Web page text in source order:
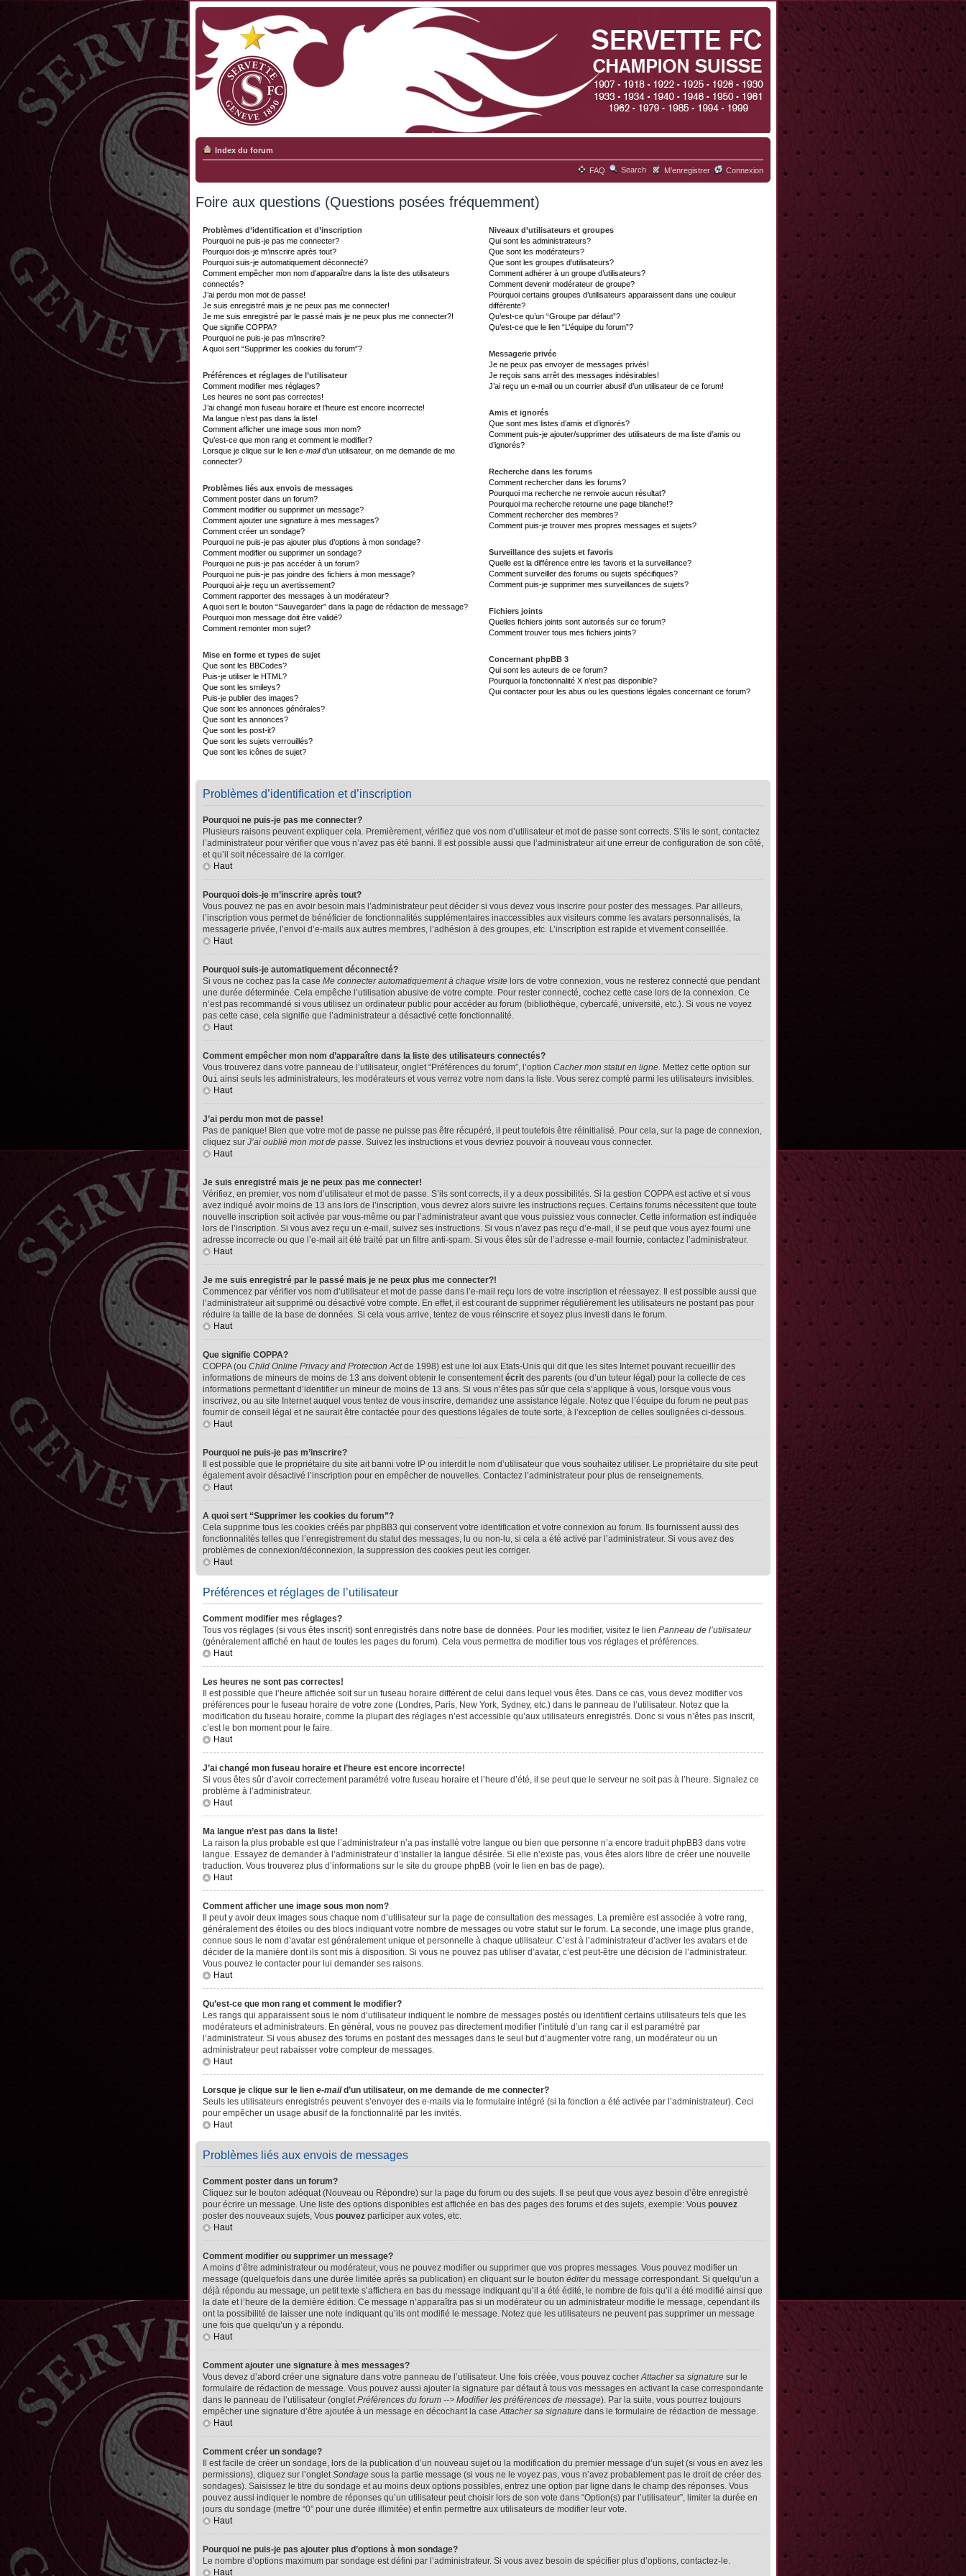
Index du forum
FAQ Search M’enregistrer Connexion
Foire aux questions (Questions posées fréquemment)
Problèmes d’identification et d’inscription
Pourquoi ne puis-je pas me connecter?
Pourquoi dois-je m’inscrire après tout?
Pourquoi suis-je automatiquement déconnecté?
Comment empêcher mon nom d’apparaître dans la liste des utilisateurs
connectés?
J’ai perdu mon mot de passe!
Je suis enregistré mais je ne peux pas me connecter!
Je me suis enregistré par le passé mais je ne peux plus me connecter?!
Que signifie COPPA?
Pourquoi ne puis-je pas m’inscrire?
A quoi sert “Supprimer les cookies du forum”?
Préférences et réglages de l’utilisateur
Comment modifier mes réglages?
Les heures ne sont pas correctes!
J’ai changé mon fuseau horaire et l’heure est encore incorrecte!
Ma langue n’est pas dans la liste!
Comment afficher une image sous mon nom?
Qu’est-ce que mon rang et comment le modifier?
Lorsque je clique sur le lien e-maild’un utilisateur, on me demande de me
connecter?
Problèmes liés aux envois de messages
Comment poster dans un forum?
Comment modifier ou supprimer un message?
Comment ajouter une signature à mes messages?
Comment créer un sondage?
Pourquoi ne puis-je pas ajouter plus d’options à mon sondage?
Comment modifier ou supprimer un sondage?
Pourquoi ne puis-je pas accéder à un forum?
Pourquoi ne puis-je pas joindre des fichiers à mon message?
Pourquoi ai-je reçu un avertissement?
Comment rapporter des messages à un modérateur?
A quoi sert le bouton “Sauvegarder” dans la page de rédaction de message?
Pourquoi mon message doit être validé?
Comment remonter mon sujet?
Mise en forme et types de sujet
Que sont les BBCodes?
Puis-je utiliser le HTML?
Que sont les smileys?
Puis-je publier des images?
Que sont les annonces générales?
Que sont les annonces?
Que sont les post-it?
Que sont les sujets verrouillés?
Que sont les icônes de sujet?
Niveaux d’utilisateurs et groupes
Qui sont les administrateurs?
Que sont les modérateurs?
Que sont les groupes d’utilisateurs?
Comment adhérer à un groupe d’utilisateurs?
Comment devenir modérateur de groupe?
Pourquoi certains groupes d’utilisateurs apparaissent dans une couleur
différente?
Qu’est-ce qu’un “Groupe par défaut”?
Qu’est-ce que le lien “L’équipe du forum”?
Messagerie privée
Je ne peux pas envoyer de messages privés!
Je reçois sans arrêt des messages indésirables!
J’ai reçu un e-mail ou un courrier abusif d’un utilisateur de ce forum!
Amis et ignorés
Que sont mes listes d’amis et d’ignorés?
Comment puis-je ajouter/supprimer des utilisateurs de ma liste d’amis ou
d’ignorés?
Recherche dans les forums
Comment rechercher dans les forums?
Pourquoi ma recherche ne renvoie aucun résultat?
Pourquoi ma recherche retourne une page blanche!?
Comment rechercher des membres?
Comment puis-je trouver mes propres messages et sujets?
Surveillance des sujets et favoris
Quelle est la différence entre les favoris et la surveillance?
Comment surveiller des forums ou sujets spécifiques?
Comment puis-je supprimer mes surveillances de sujets?
Fichiers joints
Quelles fichiers joints sont autorisés sur ce forum?
Comment trouver tous mes fichiers joints?
Concernant phpBB 3
Qui sont les auteurs de ce forum?
Pourquoi la fonctionnalité X n’est pas disponible?
Qui contacter pour les abus ou les questions légales concernant ce forum?
Problèmes d’identification et d’inscription
Pourquoi ne puis-je pas me connecter?
Plusieurs raisons peuvent expliquer cela. Premièrement, vérifiez que vos nom d’utilisateur et mot de passe sont corrects. S’ils le sont, contactez
l’administrateur pour vérifier que vous n’avez pas été banni. Il est possible aussi que l’administrateur ait une erreur de configuration de son côté,
et qu’il soit nécessaire de la corriger.
Haut
Pourquoi dois-je m’inscrire après tout?
Vous pouvez ne pas en avoir besoin mais l’administrateur peut décider si vous devez vous inscrire pour poster des messages. Par ailleurs,
l’inscription vous permet de bénéficier de fonctionnalités supplémentaires inaccessibles aux visiteurs comme les avatars personnalisés, la
messagerie privée, l’envoi d’e-mails aux autres membres, l’adhésion à des groupes, etc. L’inscription est rapide et vivement conseillée.
Haut
Pourquoi suis-je automatiquement déconnecté?
Si vous ne cochez pas la case Me connecter automatiquement à chaque visite lors de votre connexion, vous ne resterez connecté que pendant
une durée déterminée. Cela empêche l’utilisation abusive de votre compte. Pour rester connecté, cochez cette case lors de la connexion. Ce
n’est pas recommandé si vous utilisez un ordinateur public pour accéder au forum (bibliothèque, cybercafé, université, etc.). Si vous ne voyez
pas cette case, cela signifie que l’administrateur a désactivé cette fonctionnalité.
Haut
Comment empêcher mon nom d’apparaître dans la liste des utilisateurs connectés?
Vous trouverez dans votre panneau de l’utilisateur, onglet “Préférences du forum”, l’option Cacher mon statut en ligne. Mettez cette option sur
Oui ainsi seuls les administrateurs, les modérateurs et vous verrez votre nom dans la liste. Vous serez compté parmi les utilisateurs invisibles.
Haut
J’ai perdu mon mot de passe!
Pas de panique! Bien que votre mot de passe ne puisse pas être récupéré, il peut toutefois être réinitialisé. Pour cela, sur la page de connexion,
cliquez sur J’ai oublié mon mot de passe. Suivez les instructions et vous devriez pouvoir à nouveau vous connecter.
Haut
Je suis enregistré mais je ne peux pas me connecter!
Vérifiez, en premier, vos nom d’utilisateur et mot de passe. S’ils sont corrects, il y a deux possibilités. Si la gestion COPPA est active et si vous
avez indiqué avoir moins de 13 ans lors de l’inscription, vous devrez alors suivre les instructions reçues. Certains forums nécessitent que toute
nouvelle inscription soit activée par vous-même ou par l’administrateur avant que vous puissiez vous connecter. Cette information est indiquée
lors de l’inscription. Si vous avez reçu un e-mail, suivez ses instructions. Si vous n’avez pas reçu d’e-mail, il se peut que vous ayez fourni une
adresse incorrecte ou que l’e-mail ait été traité par un filtre anti-spam. Si vous êtes sûr de l’adresse e-mail fournie, contactez l’administrateur.
Haut
Je me suis enregistré par le passé mais je ne peux plus me connecter?!
Commencez par vérifier vos nom d’utilisateur et mot de passe dans l’e-mail reçu lors de votre inscription et réessayez. Il est possible aussi que
l’administrateur ait supprimé ou désactivé votre compte. En effet, il est courant de supprimer régulièrement les utilisateurs ne postant pas pour
réduire la taille de la base de données. Si cela vous arrive, tentez de vous réinscrire et soyez plus investi dans le forum.
Haut
Que signifie COPPA?
COPPA (ou Child Online Privacy and Protection Actde 1998) est une loi aux Etats-Unis qui dit que les sites Internet pouvant recueillir des
informations de mineurs de moins de 13 ans doivent obtenir le consentementécrit des parents (ou d’un tuteur légal) pour la collecte de ces
informations permettant d’identifier un mineur de moins de 13 ans. Si vous n’êtes pas sûr que cela s’applique à vous, lorsque vous vous
inscrivez, ou au site Internet auquel vous tentez de vous inscrire, demandez une assistance légale. Notez que l’équipe du forum ne peut pas
fournir de conseil légal et ne saurait être contactée pour des questions légales de toute sorte, à l’exception de celles soulignées ci-dessous.
Haut
Pourquoi ne puis-je pas m’inscrire?
Il est possible que le propriétaire du site ait banni votre IP ou interdit le nom d’utilisateur que vous souhaitez utiliser. Le propriétaire du site peut
également avoir désactivé l’inscription pour en empêcher de nouvelles. Contactez l’administrateur pour plus de renseignements.
Haut
A quoi sert “Supprimer les cookies du forum”?
Cela supprime tous les cookies créés par phpBB3 qui conservent votre identification et votre connexion au forum. Ils fournissent aussi des
fonctionnalités telles que l’enregistrement du statut des messages, lu ou non-lu, si cela a été activé par l’administrateur. Si vous avez des
problèmes de connexion/déconnexion, la suppression des cookies peut les corriger.
Haut
Préférences et réglages de l’utilisateur
Comment modifier mes réglages?
Tous vos réglages (si vous êtes inscrit) sont enregistrés dans notre base de données. Pour les modifier, visitez le lien Panneau de l’utilisateur
(généralement affiché en haut de toutes les pages du forum). Cela vous permettra de modifier tous vos réglages et préférences.
Haut
Les heures ne sont pas correctes!
Il est possible que l’heure affichée soit sur un fuseau horaire différent de celui dans lequel vous êtes. Dans ce cas, vous devez modifier vos
préférences pour le fuseau horaire de votre zone (Londres, Paris, New York, Sydney, etc.) dans le panneau de l’utilisateur. Notez que la
modification du fuseau horaire, comme la plupart des réglages n’est accessible qu’aux utilisateurs enregistrés. Donc si vous n’êtes pas inscrit,
c’est le bon moment pour le faire.
Haut
J’ai changé mon fuseau horaire et l’heure est encore incorrecte!
Si vous êtes sûr d’avoir correctement paramétré votre fuseau horaire et l’heure d’été, il se peut que le serveur ne soit pas à l’heure. Signalez ce
problème à l’administrateur.
Haut
Ma langue n’est pas dans la liste!
La raison la plus probable est que l’administrateur n’a pas installé votre langue ou bien que personne n’a encore traduit phpBB3 dans votre
langue. Essayez de demander à l’administrateur d’installer la langue désirée. Si elle n’existe pas, vous êtes alors libre de créer une nouvelle
traduction. Vous trouverez plus d’informations sur le site du groupe phpBB (voir le lien en bas de page).
Haut
Comment afficher une image sous mon nom?
Il peut y avoir deux images sous chaque nom d’utilisateur sur la page de consultation des messages. La première est associée à votre rang,
généralement des étoiles ou des blocs indiquant votre nombre de messages ou votre statut sur le forum. La seconde, une image plus grande,
connue sous le nom d’avatar est généralement unique et personnelle à chaque utilisateur. C’est à l’administrateur d’activer les avatars et de
décider de la manière dont ils sont mis à disposition. Si vous ne pouvez pas utiliser d’avatar, c’est peut-être une décision de l’administrateur.
Vous pouvez le contacter pour lui demander ses raisons.
Haut
Qu’est-ce que mon rang et comment le modifier?
Les rangs qui apparaissent sous le nom d’utilisateur indiquent le nombre de messages postés ou identifient certains utilisateurs tels que les
modérateurs et administrateurs. En général, vous ne pouvez pas directement modifier l’intitulé d’un rang car il est paramétré par
l’administrateur. Si vous abusez des forums en postant des messages dans le seul but d’augmenter votre rang, un modérateur ou un
administrateur peut rabaisser votre compteur de messages.
Haut
Lorsque je clique sur le lien e-maild’un utilisateur, on me demande de me connecter?
Seuls les utilisateurs enregistrés peuvent s’envoyer des e-mails via le formulaire intégré (si la fonction a été activée par l’administrateur). Ceci
pour empêcher un usage abusif de la fonctionnalité par les invités.
Haut
Problèmes liés aux envois de messages
Comment poster dans un forum?
Cliquez sur le bouton adéquat (Nouveau ou Répondre) sur la page du forum ou des sujets. Il se peut que vous ayez besoin d’être enregistré
pour écrire un message. Une liste des options disponibles est affichée en bas des pages des forums et des sujets, exemple: Vous pouvez
poster des nouveaux sujets, Vous pouvez participer aux votes, etc.
Haut
Comment modifier ou supprimer un message?
A moins d’être administrateur ou modérateur, vous ne pouvez modifier ou supprimer que vos propres messages. Vous pouvez modifier un
message (quelquefois dans une durée limitée après sa publication) en cliquant sur le bouton éditerdu message correspondant. Si quelqu’un a
déjà répondu au message, un petit texte s’affichera en bas du message indiquant qu’il a été édité, le nombre de fois qu’il a été modifié ainsi que
la date et l’heure de la dernière édition. Ce message n’apparaîtra pas si un modérateur ou un administrateur modifie le message, cependant ils
ont la possibilité de laisser une note indiquant qu’ils ont modifié le message. Notez que les utilisateurs ne peuvent pas supprimer un message
une fois que quelqu’un y a répondu.
Haut
Comment ajouter une signature à mes messages?
Vous devez d’abord créer une signature dans votre panneau de l’utilisateur. Une fois créée, vous pouvez cocherAttacher sa signature sur le
formulaire de rédaction de message. Vous pouvez aussi ajouter la signature par défaut à tous vos messages en activant la case correspondante
dans le panneau de l’utilisateur (ongletPréférences du forum --> Modifier les préférences de message). Par la suite, vous pourrez toujours
empêcher une signature d’être ajoutée à un message en décochant la caseAttacher sa signature dans le formulaire de rédaction de message.
Haut
Comment créer un sondage?
Il est facile de créer un sondage, lors de la publication d’un nouveau sujet ou la modification du premier message d’un sujet (si vous en avez les
permissions), cliquez sur l’ongletSondage sous la partie message (si vous ne le voyez pas, vous n’avez probablement pas le droit de créer des
sondages). Saisissez le titre du sondage et au moins deux options possibles, entrez une option par ligne dans le champ des réponses. Vous
pouvez aussi indiquer le nombre de réponses qu’un utilisateur peut choisir lors de son vote dans “Option(s) par l’utilisateur”, limiter la durée en
jours du sondage (mettre “0” pour une durée illimitée) et enfin permettre aux utilisateurs de modifier leur vote.
Haut
Pourquoi ne puis-je pas ajouter plus d’options à mon sondage?
Le nombre d’options maximum par sondage est défini par l’administrateur. Si vous avez besoin de spécifier plus d’options, contactez-le.
Haut